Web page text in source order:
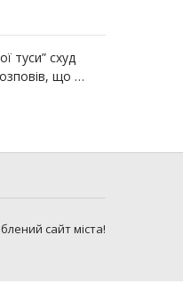
туси” схуд
що …
сайт міста!